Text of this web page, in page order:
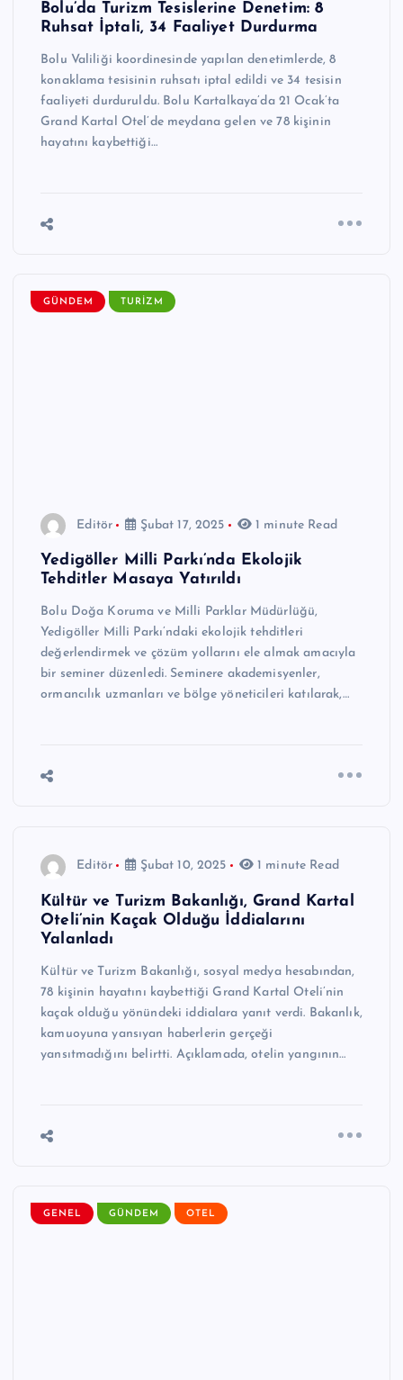
Bolu’da Turizm Tesislerine Denetim: 8
Ruhsat İptali, 34 Faaliyet Durdurma
Bolu Valiliği koordinesinde yapılan denetimlerde, 8
konaklama tesisinin ruhsatı iptal edildi ve 34 tesisin
faaliyeti durduruldu. Bolu Kartalkaya’da 21 Ocak’ta
Grand Kartal Otel’de meydana gelen ve 78 kişinin
hayatını kaybettiği…
GÜNDEM TURIZM
Editör Şubat 17, 2025 1 minute Read
Yedigöller Milli Parkı’nda Ekolojik
Tehditler Masaya Yatırıldı
Bolu Doğa Koruma ve Milli Parklar Müdürlüğü,
Yedigöller Milli Parkı’ndaki ekolojik tehditleri
değerlendirmek ve çözüm yollarını ele almak amacıyla
bir seminer düzenledi. Seminere akademisyenler,
ormancılık uzmanları ve bölge yöneticileri katılarak,…
Editör Şubat 10, 2025 1 minute Read
Kültür ve Turizm Bakanlığı, Grand Kartal
Oteli’nin Kaçak Olduğu İddialarını
Yalanladı
Kültür ve Turizm Bakanlığı, sosyal medya hesabından,
78 kişinin hayatını kaybettiği Grand Kartal Oteli’nin
kaçak olduğu yönündeki iddialara yanıt verdi. Bakanlık,
kamuoyuna yansıyan haberlerin gerçeği
yansıtmadığını belirtti. Açıklamada, otelin yangının…
GENEL GÜNDEM OTEL